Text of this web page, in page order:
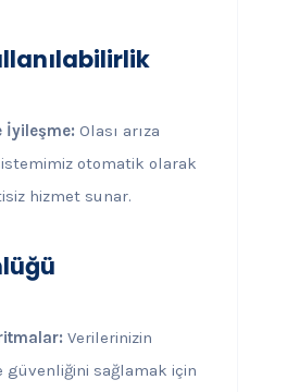
İyileşme: Olası arıza
otomatik olarak
hizmet sunar.
Verilerinizin
sağlamak için